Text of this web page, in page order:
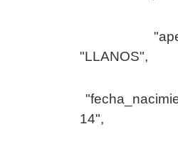
"LLANOS",
14",